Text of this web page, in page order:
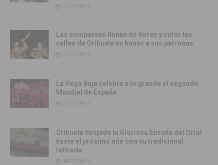
20/07/2026
Las comparsas llenan de flores y color las
calles de Orihuela en honor a sus patronas
20/07/2026
La Vega Baja celebra a lo grande el segundo
Mundial de España
20/07/2026
Orihuela despide la Gloriosa Enseña del Oriol
hasta el próximo año con su tradicional
retirada
19/07/2026